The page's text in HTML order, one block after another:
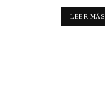
LEER MÁS